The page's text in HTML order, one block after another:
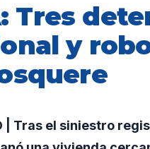
Tres
y
| Tras el siniestro